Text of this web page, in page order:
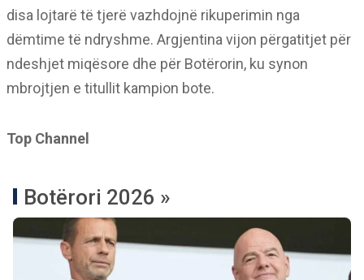
disa lojtarë të tjerë vazhdojnë rikuperimin nga
dëmtime të ndryshme. Argjentina vijon përgatitjet për
ndeshjet miqësore dhe për Botërorin, ku synon
mbrojtjen e titullit kampion bote.
Top Channel
Botërori 2026 »